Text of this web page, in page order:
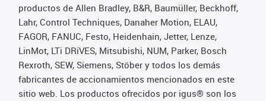
productos de Allen Bradley, B&R, Baumüller, Beckhoff,
Lahr, Control Techniques, Danaher Motion, ELAU,
FAGOR, FANUC, Festo, Heidenhain, Jetter, Lenze,
LinMot, LTi DRiVES, Mitsubishi, NUM, Parker, Bosch
Rexroth, SEW, Siemens, Stöber y todos los demás
fabricantes de accionamientos mencionados en este
sitio web. Los productos ofrecidos por igus® son los